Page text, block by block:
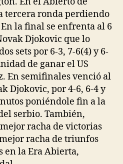
tercera ronda perdiendo
la final se enfrenta al 6
Djokovic que lo
sets por 6-3, 7-6(4) y 6-
de ganar el US
En semifinales venció al
Djokovic, por 4-6, 6-4 y
poniéndole fin a la
serbio. También,
racha de victorias
racha de triunfos
en la Era Abierta,